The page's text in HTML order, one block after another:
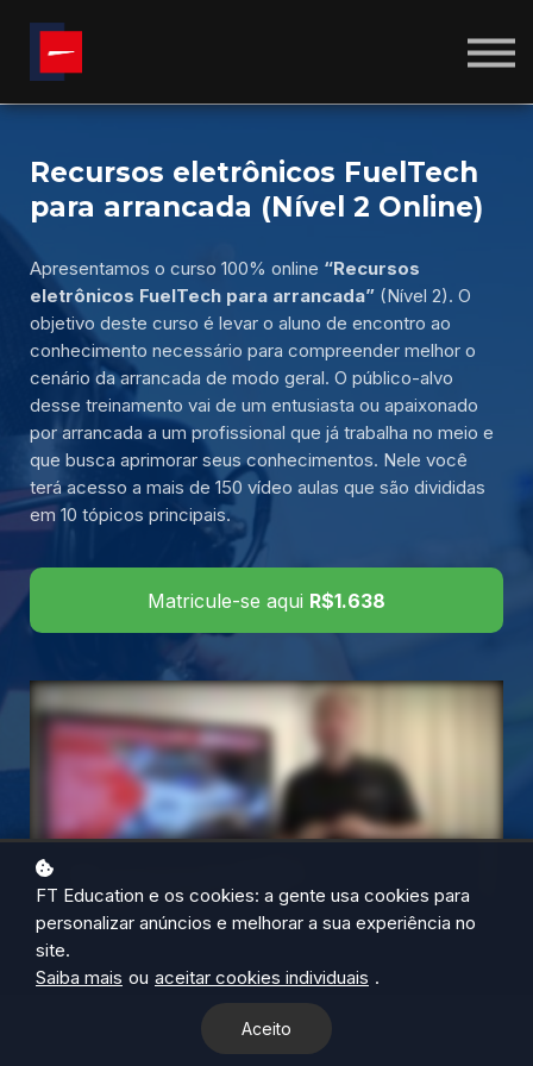
ENTRAR
Recursos eletrônicos FuelTech
para arrancada (Nível 2 Online)
Apresentamos o curso 100% online “Recursos
eletrônicos FuelTech para arrancada” (Nível 2). O
objetivo deste curso é levar o aluno de encontro ao
conhecimento necessário para compreender melhor o
cenário da arrancada de modo geral. O público-alvo
desse treinamento vai de um entusiasta ou apaixonado
por arrancada a um profissional que já trabalha no meio e
que busca aprimorar seus conhecimentos. Nele você
terá acesso a mais de 150 vídeo aulas que são divididas
em 10 tópicos principais.
Matricule-se aqui R$1.638
FT Education e os cookies: a gente usa cookies para
personalizar anúncios e melhorar a sua experiência no
site.
Saiba mais ou aceitar cookies individuais .
Aceito